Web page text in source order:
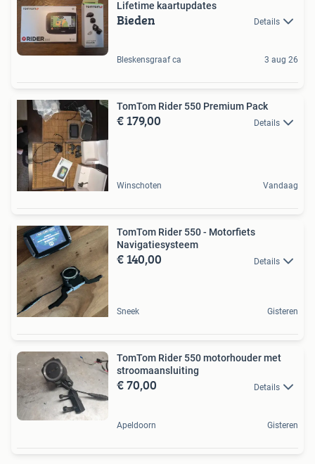
Lifetime kaartupdates
Bieden Details
Bleskensgraaf ca 3 aug 26
TomTom Rider 550 Premium Pack
€ 179,00 Details
Winschoten Vandaag
TomTom Rider 550 - Motorfiets
Navigatiesysteem
€ 140,00 Details
Sneek Gisteren
TomTom Rider 550 motorhouder met
stroomaansluiting
€ 70,00 Details
Apeldoorn Gisteren